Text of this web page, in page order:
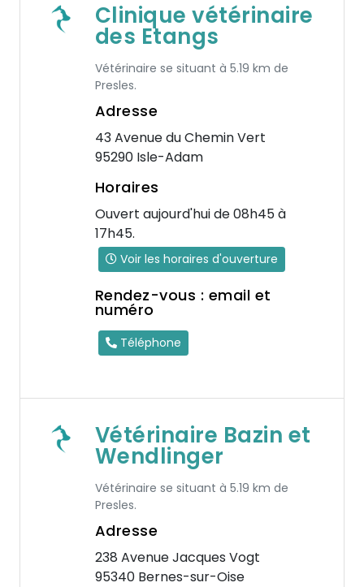
Clinique vétérinaire
des Etangs
Vétérinaire se situant à 5.19 km de
Presles.
Adresse
43 Avenue du Chemin Vert
95290 Isle-Adam
Horaires
Ouvert aujourd'hui de 08h45 à
17h45.
Voir les horaires d'ouverture
Rendez-vous : email et
numéro
Téléphone
Vétérinaire Bazin et
Wendlinger
Vétérinaire se situant à 5.19 km de
Presles.
Adresse
238 Avenue Jacques Vogt
95340 Bernes-sur-Oise